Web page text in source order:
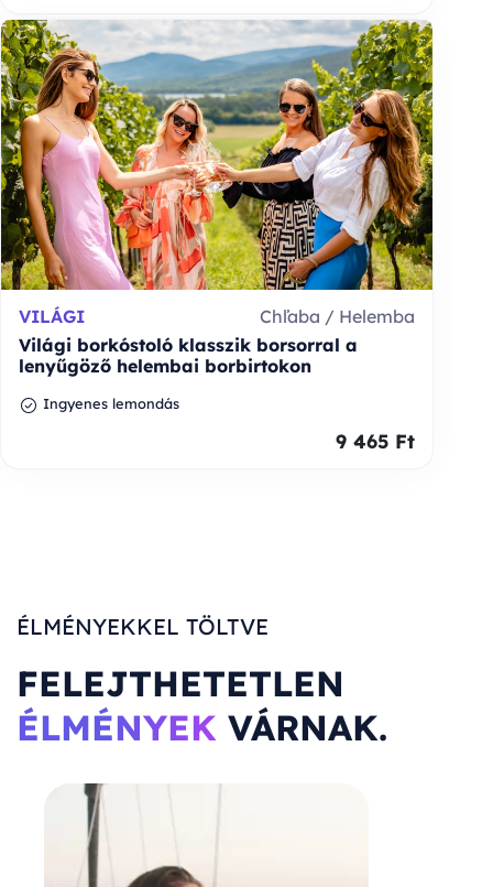
VILÁGI
Chľaba / Helemba
Világi borkóstoló klasszik borsorral a
lenyűgöző helembai borbirtokon
Ingyenes lemondás
9 465 Ft
ÉLMÉNYEKKEL TÖLTVE
FELEJTHETETLEN
ÉLMÉNYEK VÁRNAK.